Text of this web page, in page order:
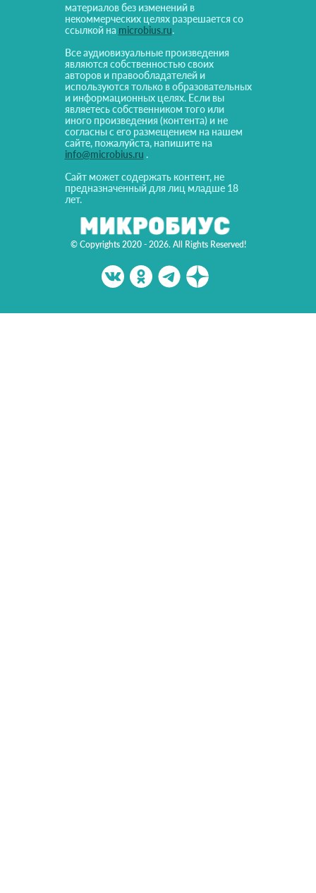
© Copyrights 2020 - 2026. All Rights Reserved!
материалов без изменений в
некоммерческих целях разрешается со
ссылкой на microbius.ru.
Все аудиовизуальные произведения
являются собственностью своих
авторов и правообладателей и
используются только в образовательных
и информационных целях. Если вы
являетесь собственником того или
иного произведения (контента) и не
согласны с его размещением на нашем
сайте, пожалуйста, напишите на
info@microbius.ru .
Сайт может содержать контент, не
предназначенный для лиц младше 18
лет.